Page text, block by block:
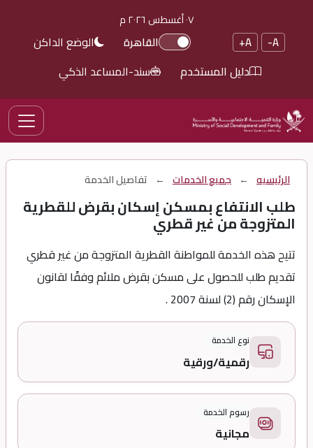
٠٧ أغسطس ٢٠٢٦ م
A-
A+ القاهرة
الوضع الداكن
دليل المستخدم
سند-المساعد الذكي
الرئيسيه ← جميع الخدمات ← تفاصيل الخدمة
طلب الانتفاع بمسكن إسكان بقرض للقطرية
المتزوجة من غير قطري
تتيح هذه الخدمة للمواطنة القطرية المتزوجة من غير قطري
تقديم طلب للحصول على مسكن بقرض ملائم وفقًا لقانون
الإسكان رقم (2) لسنة 2007 .
نوع الخدمة
رقمية/ورقية
رسوم الخدمة
مجانية